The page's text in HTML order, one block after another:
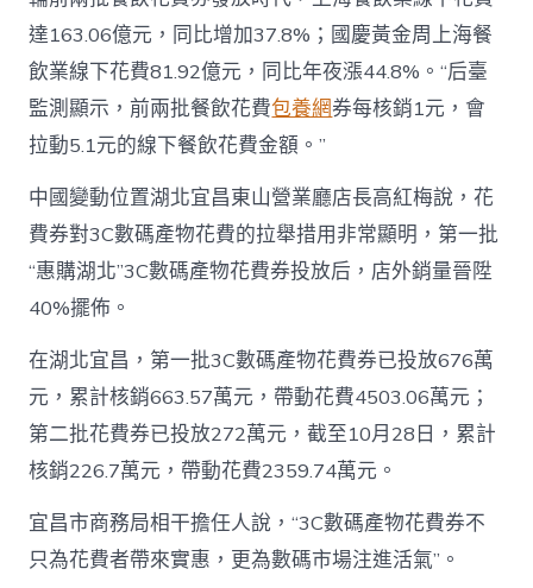
達163.06億元，同比增加37.8%；國慶黃金周上海餐
飲業線下花費81.92億元，同比年夜漲44.8%。“后臺
監測顯示，前兩批餐飲花費包養網券每核銷1元，會
拉動5.1元的線下餐飲花費金額。”
中國變動位置湖北宜昌東山營業廳店長高紅梅說，花
費券對3C數碼產物花費的拉舉措用非常顯明，第一批
“惠購湖北”3C數碼產物花費券投放后，店外銷量晉陞
40%擺佈。
在湖北宜昌，第一批3C數碼產物花費券已投放676萬
元，累計核銷663.57萬元，帶動花費4503.06萬元；
第二批花費券已投放272萬元，截至10月28日，累計
核銷226.7萬元，帶動花費2359.74萬元。
宜昌市商務局相干擔任人說，“3C數碼產物花費券不
只為花費者帶來實惠，更為數碼市場注進活氣”。